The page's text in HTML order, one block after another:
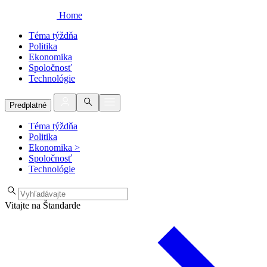
Home
Téma týždňa
Politika
Ekonomika
Spoločnosť
Technológie
Predplatné
Téma týždňa
Politika
Ekonomika >
Spoločnosť
Technológie
Vitajte na Štandarde